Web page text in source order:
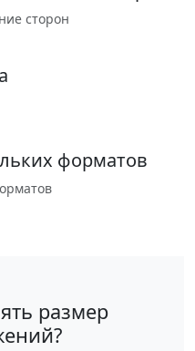
сторон
форматов
размер